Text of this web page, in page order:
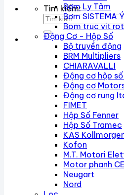
Tìm kiếm:Bơm Ly Tâm
Bơm SISTEMA Ý
Bom truc vit
Động Cơ - Hộp Số
Bộ truyền động
BRM Multipliers
CHIARAVALLI
Động cơ hộp số
Động cơ
Động cơ rung
FIMET
Hộp Số Fenner
Hộp Số Tramec
KAS
Kofon
M.T. Motori
Motor phanh
Neugart
Nord